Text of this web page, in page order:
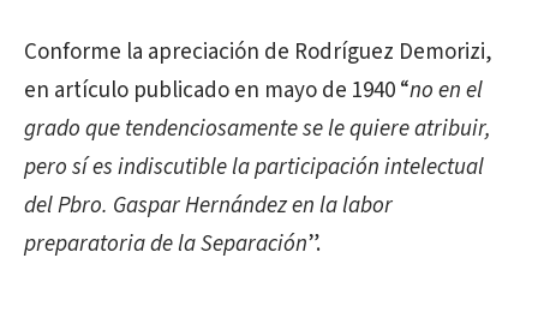
Conforme la apreciación de Rodríguez Demorizi,
en artículo publicado en mayo de 1940 “no en el
grado que tendenciosamente se le quiere atribuir,
pero sí es indiscutible la participación intelectual
del Pbro. Gaspar Hernández en la labor
preparatoria de la Separación”.